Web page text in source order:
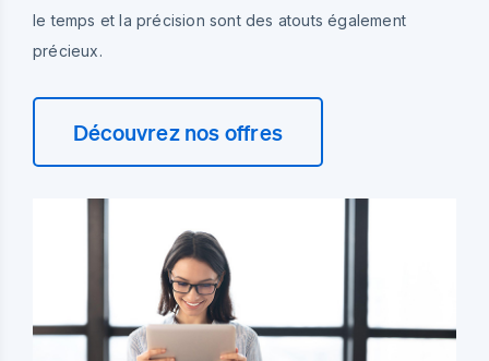
le temps et la précision sont des atouts également
précieux.
Découvrez nos offres